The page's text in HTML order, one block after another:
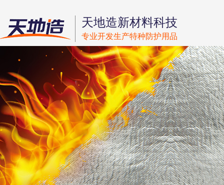
天地造新材料科技
专业开发生产特种防护用品